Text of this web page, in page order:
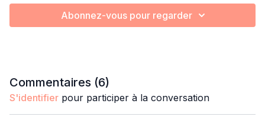
Abonnez-vous pour regarder
Commentaires (6)
S'identifier pour participer à la conversation